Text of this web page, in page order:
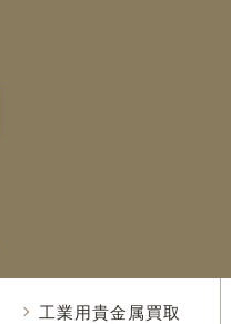
工業用貴金属買取